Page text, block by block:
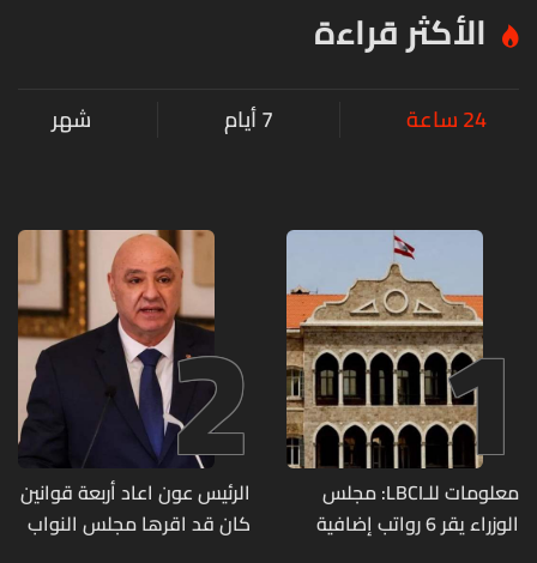
الأكثر قراءة
24 ساعة 7 أيام شهر
1
معلومات للـLBCI: مجلس
الوزراء يقر 6 رواتب إضافية
2
الرئيس عون اعاد أربعة قوانين
كان قد اقرها مجلس النواب